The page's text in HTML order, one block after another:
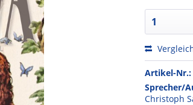
Artikel-Nr.:
Sprecher/
Christoph